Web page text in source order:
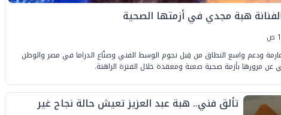
هبة مجدي في أزمتها الصحية
ودعم واسع النطاق من قِبل نجوم الوسط الفني وصنّاع الدراما في مصر والوطن
عن مرورها بأزمة صحية صعبة ومعقدة خلال الفترة الراهنة.
تألق فني.. هبة عبد العزيز تعيش حالة نجاح غير